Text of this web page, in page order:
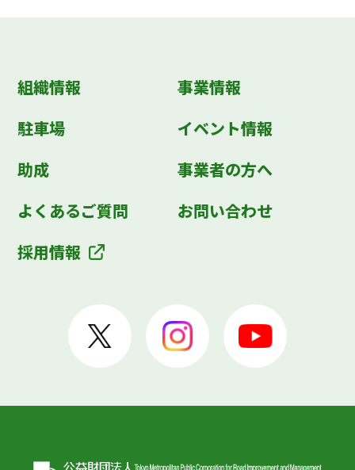
組織情報
事業情報
駐車場
イベント情報
助成
事業者の方へ
よくあるご質問
お問い合わせ
採用情報